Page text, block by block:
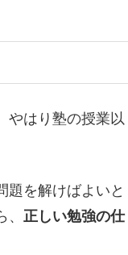
やはり塾の授業以
題を解けばよいと
正しい勉強の仕